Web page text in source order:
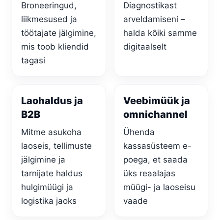
Broneeringud,
liikmesused ja
töötajate jälgimine,
mis toob kliendid
tagasi
Diagnostikast
arveldamiseni –
halda kõiki samme
digitaalselt
Laohaldus ja
B2B
Mitme asukoha
laoseis, tellimuste
jälgimine ja
tarnijate haldus
hulgimüügi ja
logistika jaoks
Veebimüük ja
omnichannel
Ühenda
kassasüsteem e-
poega, et saada
üks reaalajas
müügi- ja laoseisu
vaade